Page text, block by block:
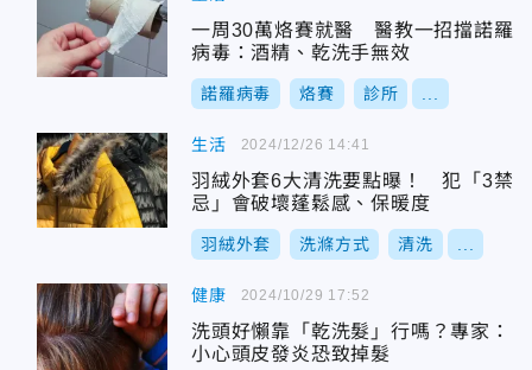
一周30萬烙賽就醫 醫教一招擋諾羅
病毒：酒精、乾洗手無效
諾羅病毒 烙賽 診所
生活
羽絨外套6大清洗要點曝！ 犯「3禁
忌」會破壞蓬鬆感、保暖度
羽絨外套 洗滌方式 清洗
2024/12/26 14:41
健康
洗頭好懶靠「乾洗髮」行嗎？專家：
小心頭皮發炎恐致掉髮
2024/10/29 17:52